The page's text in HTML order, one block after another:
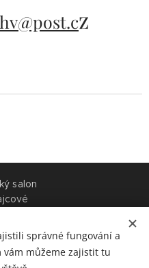
z
salon
Most .
správné fungování a
vám můžeme zajistit tu